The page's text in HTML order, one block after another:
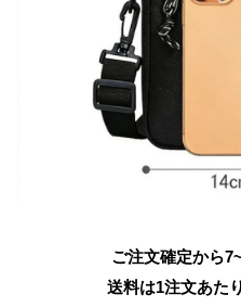
ご注文確定から
送料は1注文あたり